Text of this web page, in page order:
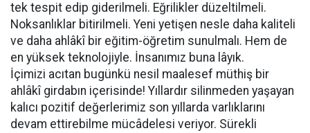
tek tespit edip giderilmeli. Eğrilikler düzeltilmeli.
Noksanlıklar bitirilmeli. Yeni yetişen nesle daha kaliteli
ve daha ahlâkî bir eğitim-öğretim sunulmalı. Hem de
en yüksek teknolojiyle. İnsanımız buna lâyık.
İçimizi acıtan bugünkü nesil maalesef müthiş bir
ahlâkî girdabın içerisinde! Yıllardır silinmeden yaşayan
kalıcı pozitif değerlerimiz son yıllarda varlıklarını
devam ettirebilme mücâdelesi veriyor. Sürekli